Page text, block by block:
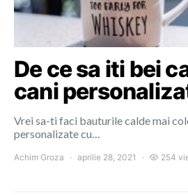
De ce sa iti bei
cani
Vrei sa-ti faci bauturile calde mai
personalizate cu…
Achim Groza aprilie 28, 2021 254